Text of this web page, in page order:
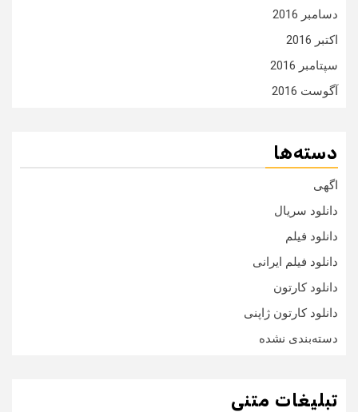
دسامبر 2016
اکتبر 2016
سپتامبر 2016
آگوست 2016
دسته‌ها
اگهی
دانلود سریال
دانلود فیلم
دانلود فیلم ایرانی
دانلود کارتون
دانلود کارتون ژاپنی
دسته‌بندی نشده
تبلیغات متنی